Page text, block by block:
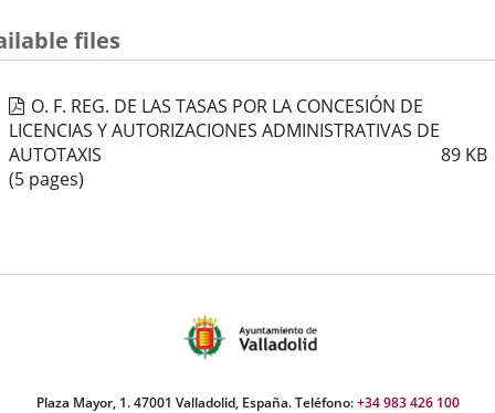
files
O. F. REG. DE LAS TASAS POR LA CONCESIÓN DE
LICENCIAS Y AUTORIZACIONES ADMINISTRATIVAS DE
AUTOTAXIS
89 KB
(5 pages)
Plaza Mayor, 1. 47001 Valladolid, España. Teléfono:+34 983 426 100